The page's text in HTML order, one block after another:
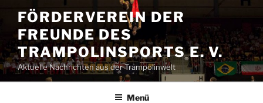
Inhalt
springen
FÖRDERVEREIN DER
FREUNDE DES
TRAMPOLINSPORTS E. V.
Aktuelle Nachrichten aus der Trampolinwelt
Menü